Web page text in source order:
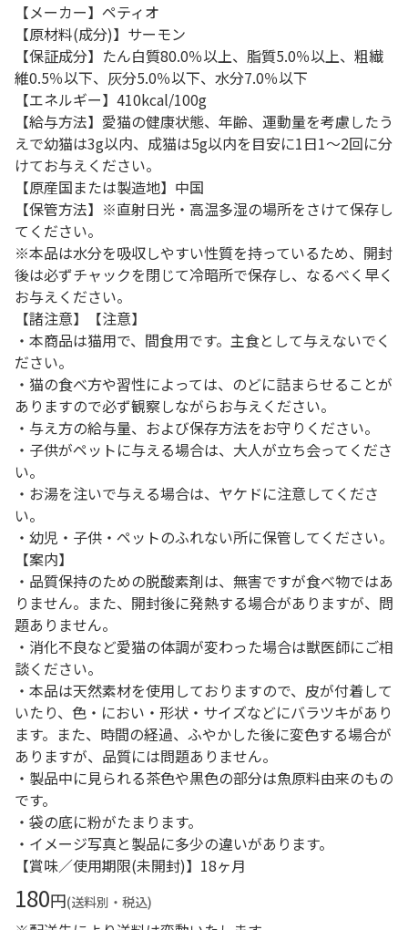
【メーカー】ペティオ
【原材料(成分)】サーモン
【保証成分】たん白質80.0％以上、脂質5.0％以上、粗繊
維0.5％以下、灰分5.0％以下、水分7.0％以下
【エネルギー】410kcal/100g
【給与方法】愛猫の健康状態、年齢、運動量を考慮したう
えで幼猫は3g以内、成猫は5g以内を目安に1日1～2回に分
けてお与えください。
【原産国または製造地】中国
【保管方法】※直射日光・高温多湿の場所をさけて保存し
てください。
※本品は水分を吸収しやすい性質を持っているため、開封
後は必ずチャックを閉じて冷暗所で保存し、なるべく早く
お与えください。
【諸注意】【注意】
・本商品は猫用で、間食用です。主食として与えないでく
ださい。
・猫の食べ方や習性によっては、のどに詰まらせることが
ありますので必ず観察しながらお与えください。
・与え方の給与量、および保存方法をお守りください。
・子供がペットに与える場合は、大人が立ち会ってくださ
い。
・お湯を注いで与える場合は、ヤケドに注意してくださ
い。
・幼児・子供・ペットのふれない所に保管してください。
【案内】
・品質保持のための脱酸素剤は、無害ですが食べ物ではあ
りません。また、開封後に発熱する場合がありますが、問
題ありません。
・消化不良など愛猫の体調が変わった場合は獣医師にご相
談ください。
・本品は天然素材を使用しておりますので、皮が付着して
いたり、色・におい・形状・サイズなどにバラツキがあり
ます。また、時間の経過、ふやかした後に変色する場合が
ありますが、品質には問題ありません。
・製品中に見られる茶色や黒色の部分は魚原料由来のもの
です。
・袋の底に粉がたまります。
・イメージ写真と製品に多少の違いがあります。
【賞味／使用期限(未開封)】18ヶ月
180円(送料別・税込)